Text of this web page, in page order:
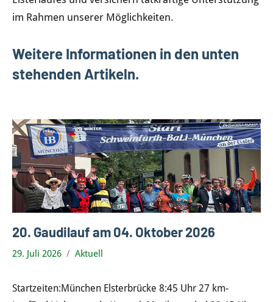
im Rahmen unserer Möglichkeiten.
Weitere Informationen in den unten
stehenden Artikeln.
20. Gaudilauf am 04. Oktober 2026
29. Juli 2026 Aktuell
Startzeiten:München Elsterbrücke 8:45 Uhr 27 km-